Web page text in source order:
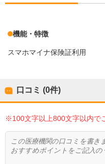
機能・特徴
スマホマイナ保険証利用
口コミ (0件)
※100文字以上800文字以内で